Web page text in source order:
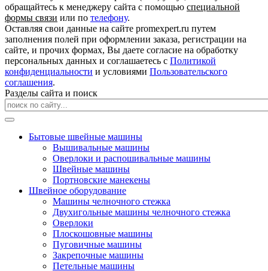
обращайтесь к менеджеру сайта с помощью специальной
формы связи или по телефону.
Оставляя свои данные на сайте promexpert.ru путем
заполнения полей при оформлении заказа, регистрации на
сайте, и прочих формах, Вы даете согласие на обработку
персональных данных и соглашаетесь с Политикой
конфиденциальности и условиями Пользовательского
соглашения.
Разделы сайта и поиск
Бытовые швейные машины
Вышивальные машины
Оверлоки и распошивальные машины
Швейные машины
Портновские манекены
Швейное оборудование
Машины челночного стежка
Двухигольные машины челночного стежка
Оверлоки
Плоскошовные машины
Пуговичные машины
Закрепочные машины
Петельные машины